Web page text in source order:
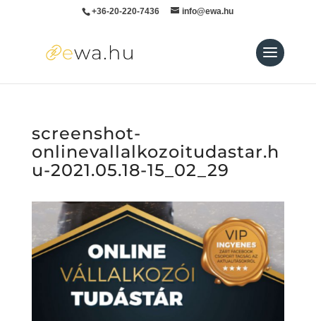
+36-20-220-7436 info@ewa.hu
screenshot-
onlinevallalkozoitudastar.h
u-2021.05.18-15_02_29